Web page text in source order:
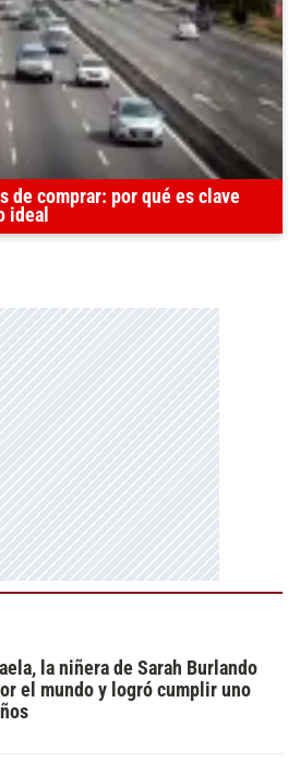
de comprar: por qué es clave
ideal
la niñera de Sarah Burlando
el mundo y logró cumplir uno